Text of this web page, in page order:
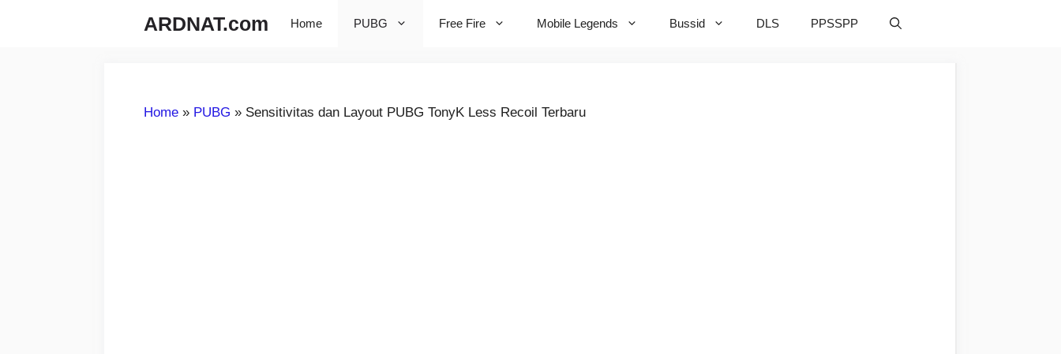
ARDNAT.com Home PUBG Free Fire Mobile Legends Bussid DLS PPSSPP
Home » PUBG » Sensitivitas dan Layout PUBG TonyK Less Recoil Terbaru